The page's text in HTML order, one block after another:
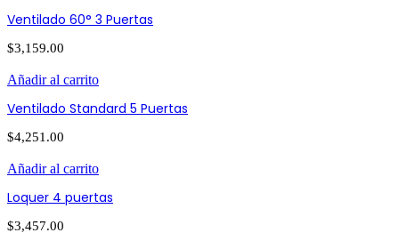
Ventilado 60° 3 Puertas
$3,159.00
Añadir al carrito
Ventilado Standard 5 Puertas
$4,251.00
Añadir al carrito
Loquer 4 puertas
$3,457.00